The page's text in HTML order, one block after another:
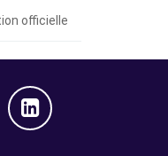
officielle